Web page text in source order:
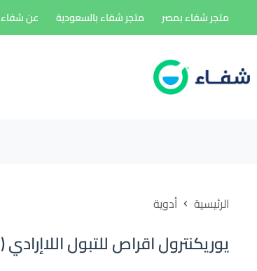
إلى
متجر شفاء بمصر متجر شفاء بالسعودية عن شفاء
الرئيسية أدوية
يوريكنترول اقراص للتبول اللاإرادي (uricontrol)